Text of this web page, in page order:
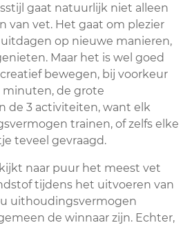
gaat natuurlijk niet alleen
van vet. Het gaat om plezier
op nieuwe manieren,
Maar het is wel goed
bewegen, bij voorkeur
minuten, de grote
de 3 activiteiten, want elk
trainen, of zelfs elke
teveel gevraagd.
naar puur het meest vet
tijdens het uitvoeren van
uithoudingsvermogen
de winnaar zijn. Echter,